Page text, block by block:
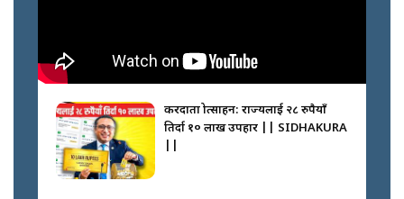
करदाता प्रोत्साहन: राज्यलाई २८ रुपैयाँ
तिर्दा १० लाख उपहार || SIDHAKURA